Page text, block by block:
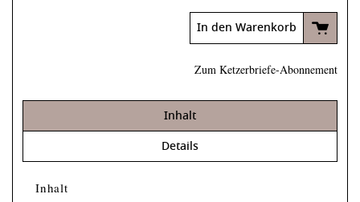
In den Warenkorb
Zum Ketzerbriefe-Abonnement
Inhalt
Details
Inhalt